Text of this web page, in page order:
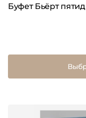
Буфет Бьёрт